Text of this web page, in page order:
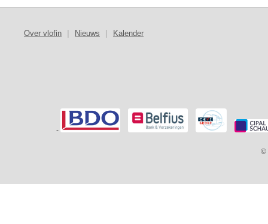
Over vlofin Nieuws Kalender
-
©